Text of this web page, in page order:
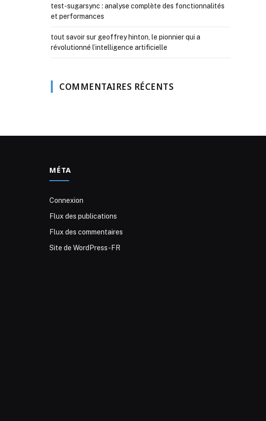
test-sugarsync : analyse complète des fonctionnalités
et performances
tout savoir sur geoffrey hinton, le pionnier qui a
révolutionné l’intelligence artificielle
COMMENTAIRES RÉCENTS
MÉTA
Connexion
Flux des publications
Flux des commentaires
Site de WordPress-FR